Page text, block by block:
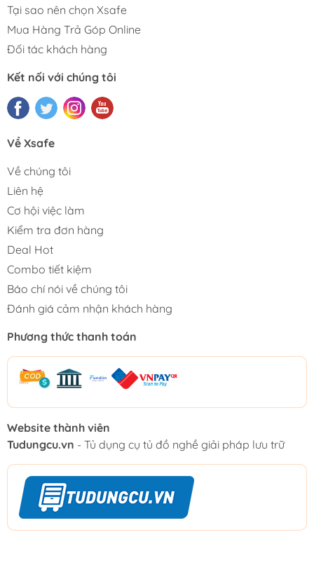
Tại sao nên chọn Xsafe
Mua Hàng Trả Góp Online
Đối tác khách hàng
Kết nối với chúng tôi
Về Xsafe
Về chúng tôi
Liên hệ
Cơ hội việc làm
Kiểm tra đơn hàng
Deal Hot
Combo tiết kiệm
Báo chí nói về chúng tôi
Đánh giá cảm nhận khách hàng
Phương thức thanh toán
Website thành viên
Tudungcu.vn - Tủ dụng cụ tủ đồ nghề giải pháp lưu trữ